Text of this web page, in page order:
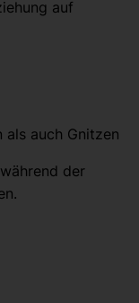
auf
als auch Gnitzen
der